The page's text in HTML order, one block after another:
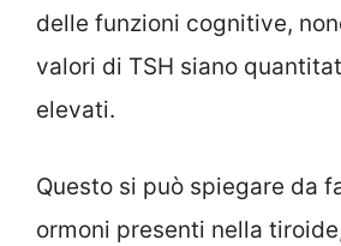
delle funzioni cognitive,
valori di TSH siano
elevati.
Questo si può spiegare da
ormoni presenti nella